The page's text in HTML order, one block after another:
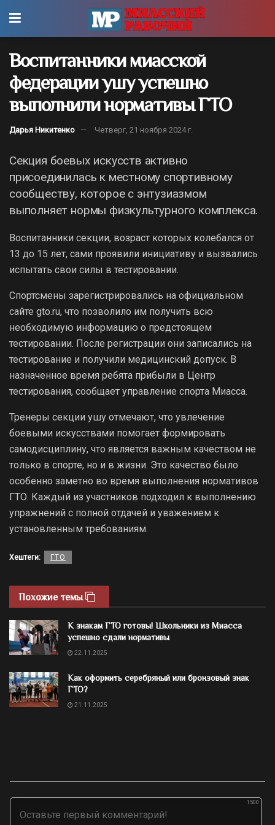
Воспитанники миасской
федерации ушу успешно
выполнили нормативы ГТО
Дарья Никитенко Четверг, 21 ноября 2024 г.
Секция боевых искусств активно
присоединилась к местному спортивному
сообществу, которое с энтузиазмом
выполняет нормы физкультурного комплекса.
Воспитанники секции, возраст которых колебался от
13 до 15 лет, сами проявили инициативу и вызвались
испытать свои силы в тестировании.
Спортсмены зарегистрировались на официальном
сайте gto.ru, что позволило им получить всю
необходимую информацию о предстоящем
тестировании. После регистрации они записались на
тестирование и получили медицинский допуск. В
назначенное время ребята прибыли в Центр
тестирования, сообщает управление спорта Миасса.
Тренеры секции ушу отмечают, что увлечение
боевыми искусствами помогает формировать
самодисциплину, что является важным качеством не
только в спорте, но и в жизни. Это качество было
особенно заметно во время выполнения нормативов
ГТО. Каждый из участников подходил к выполнению
упражнений с полной отдачей и уважением к
установленным требованиям.
Хештеги: ГТО
Похожие темы
К знакам ГТО готовы! Школьники из Миасса
успешно сдали нормативы
22.11.2025
Как оформить серебряный или бронзовый знак
ГТО?
21.11.2025
1500